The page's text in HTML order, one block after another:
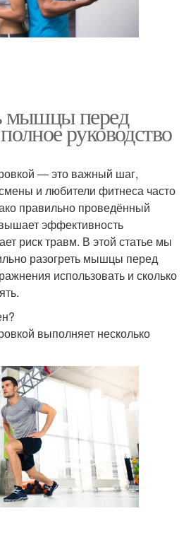
мышцы перед
руководство
— это важный шаг,
и любители фитнеса часто
правильно проведённый
эффективность
риск травм. В этой статье мы
разогреть мышцы перед
использовать и сколько
выполняет несколько